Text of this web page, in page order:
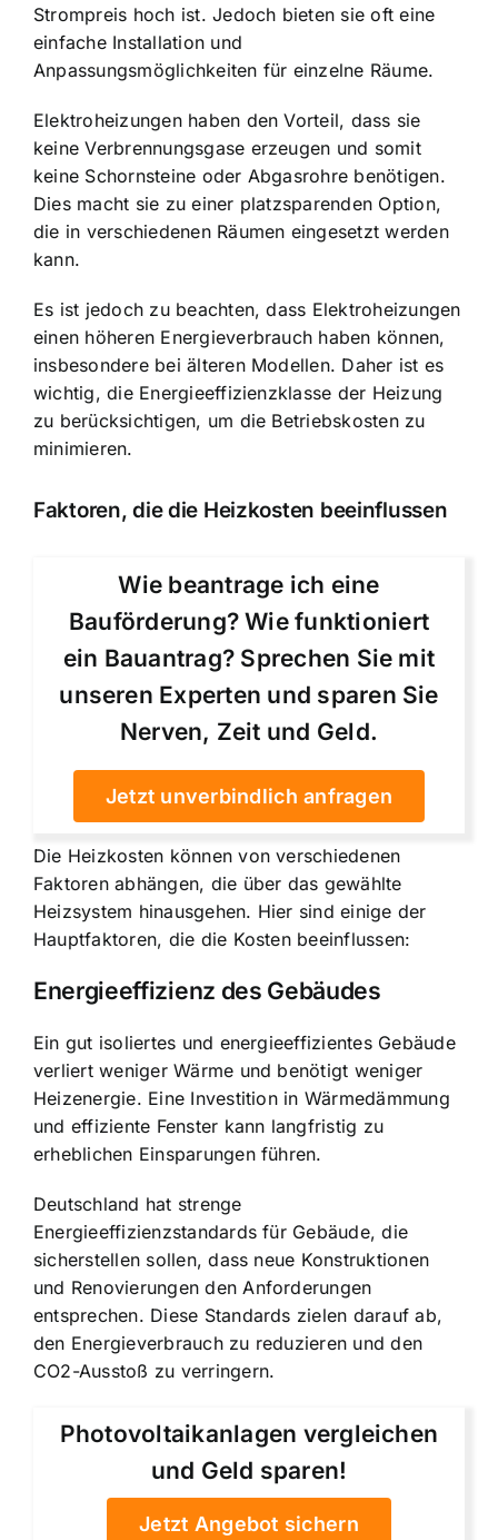
Strompreis hoch ist. Jedoch bieten sie oft eine
einfache Installation und
Anpassungsmöglichkeiten für einzelne Räume.
Elektroheizungen haben den Vorteil, dass sie
keine Verbrennungsgase erzeugen und somit
keine Schornsteine oder Abgasrohre benötigen.
Dies macht sie zu einer platzsparenden Option,
die in verschiedenen Räumen eingesetzt werden
kann.
Es ist jedoch zu beachten, dass Elektroheizungen
einen höheren Energieverbrauch haben können,
insbesondere bei älteren Modellen. Daher ist es
wichtig, die Energieeffizienzklasse der Heizung
zu berücksichtigen, um die Betriebskosten zu
minimieren.
Faktoren, die die Heizkosten beeinflussen
Wie beantrage ich eine
Bauförderung? Wie funktioniert
ein Bauantrag? Sprechen Sie mit
unseren Experten und sparen Sie
Nerven, Zeit und Geld.
Jetzt unverbindlich anfragen
Die Heizkosten können von verschiedenen
Faktoren abhängen, die über das gewählte
Heizsystem hinausgehen. Hier sind einige der
Hauptfaktoren, die die Kosten beeinflussen:
Energieeffizienz des Gebäudes
Ein gut isoliertes und energieeffizientes Gebäude
verliert weniger Wärme und benötigt weniger
Heizenergie. Eine Investition in Wärmedämmung
und effiziente Fenster kann langfristig zu
erheblichen Einsparungen führen.
Deutschland hat strenge
Energieeffizienzstandards für Gebäude, die
sicherstellen sollen, dass neue Konstruktionen
und Renovierungen den Anforderungen
entsprechen. Diese Standards zielen darauf ab,
den Energieverbrauch zu reduzieren und den
CO2-Ausstoß zu verringern.
Photovoltaikanlagen vergleichen
und Geld sparen!
Jetzt Angebot sichern